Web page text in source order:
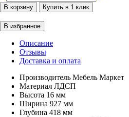
Описание
Отзывы
Доставка и оплата
Производитель Мебель Маркет
Материал ЛДСП
Высота 16 мм
Ширина 927 мм
Глубина 418 мм